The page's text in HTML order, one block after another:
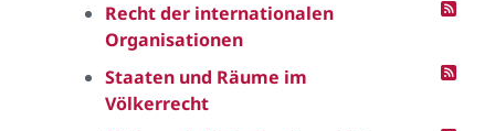
Recht der internationalen
Organisationen
Staaten und Räume im
Völkerrecht